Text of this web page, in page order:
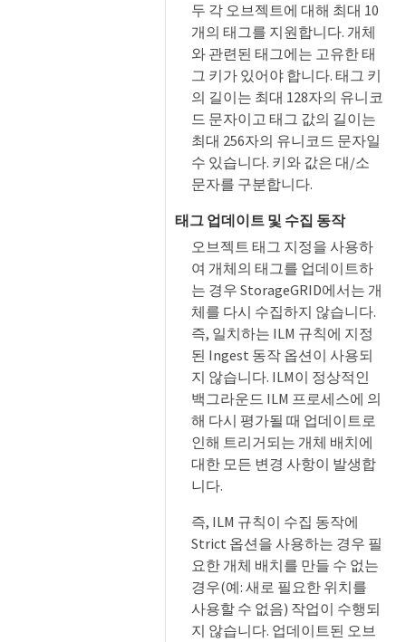
두 각 오브젝트에 대해 최대 10
개의 태그를 지원합니다. 개체
와 관련된 태그에는 고유한 태
그 키가 있어야 합니다. 태그 키
의 길이는 최대 128자의 유니코
드 문자이고 태그 값의 길이는
최대 256자의 유니코드 문자일
수 있습니다. 키와 값은 대/소
문자를 구분합니다.
태그 업데이트 및 수집 동작
오브젝트 태그 지정을 사용하
여 개체의 태그를 업데이트하
는 경우 StorageGRID에서는 개
체를 다시 수집하지 않습니다.
즉, 일치하는 ILM 규칙에 지정
된 Ingest 동작 옵션이 사용되
지 않습니다. ILM이 정상적인
백그라운드 ILM 프로세스에 의
해 다시 평가될 때 업데이트로
인해 트리거되는 개체 배치에
대한 모든 변경 사항이 발생합
니다.
즉, ILM 규칙이 수집 동작에
Strict 옵션을 사용하는 경우 필
요한 개체 배치를 만들 수 없는
경우(예: 새로 필요한 위치를
사용할 수 없음) 작업이 수행되
지 않습니다. 업데이트된 오브